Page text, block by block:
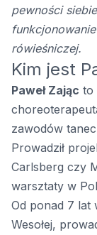
pewności
rówieśniczej.
Kim jest
Paweł Zając to
zawodów
Prowadził
Carlsberg czy
warsztaty w
Od ponad 7 lat
Wesołej,